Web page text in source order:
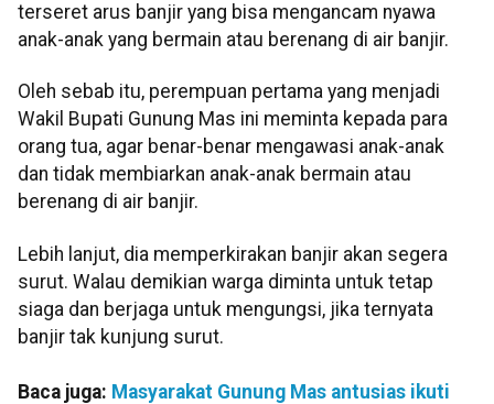
terseret arus banjir yang bisa mengancam nyawa
anak-anak yang bermain atau berenang di air banjir.
Oleh sebab itu, perempuan pertama yang menjadi
Wakil Bupati Gunung Mas ini meminta kepada para
orang tua, agar benar-benar mengawasi anak-anak
dan tidak membiarkan anak-anak bermain atau
berenang di air banjir.
Lebih lanjut, dia memperkirakan banjir akan segera
surut. Walau demikian warga diminta untuk tetap
siaga dan berjaga untuk mengungsi, jika ternyata
banjir tak kunjung surut.
Baca juga: Masyarakat Gunung Mas antusias ikuti